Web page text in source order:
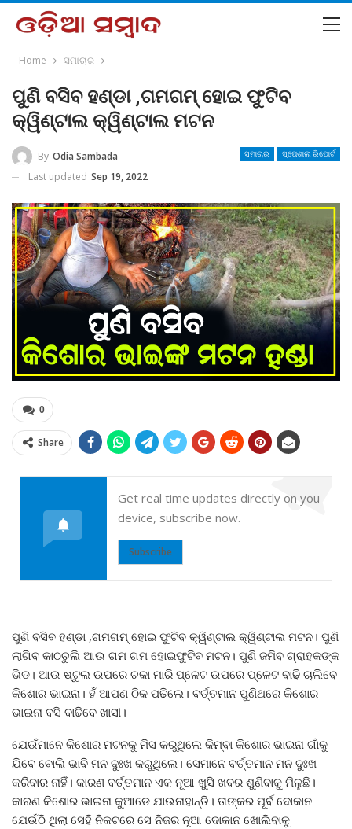
Home ସମାଚାର
ପୁଣି ବସିବ ହଣ୍ଡା ,ଗମଗମ୍ ହୋଇ ଫୁଟିବ
କ୍ୱିଣ୍ଟାଲ କ୍ୱିଣ୍ଟାଲ ମଟନ
ସମାଚାର ସ୍ପେଶାଲ ରିପୋର୍ଟ
By Odia Sambada
Last updated Sep 19, 2022
0
Share
Get real time updates directly on you
device, subscribe now.
Subscribe
ପୁଣି ବସିବ ହଣ୍ଡା ,ଗମଗମ୍ ହୋଇ ଫୁଟିବ କ୍ୱିଣ୍ଟାଲ କ୍ୱିଣ୍ଟାଲ ମଟନ। ପୁଣି
ଲାଗିବ କାଠଚୁଲି ଆଉ ଗମ ଗମ ହୋଇଫୁଟିବ ମଟନ। ପୁଣି ଜମିବ ଗ୍ରାହକଙ୍କ
ଭିଡ। ଆଉ ଷ୍ଟୁଲ ଉପରେ ଚକା ମାରି ପ୍ଳେଟ ଉପରେ ପ୍ଳେଟ ବାଢି ଚାଲିବେ
କିଶୋର ଭାଇନା। ହଁ ଆପଣ ଠିକ ପଢିଲେ। ବର୍ତ୍ତମାନ ପୁଣିଥରେ କିଶୋର
ଭାଇନା ବସି ବାଢିବେ ଖାସୀ।
ଯେଉଁମାନେ କିଶୋର ମଟନକୁ ମିସ କରୁଥିଲେ କିମ୍ବା କିଶୋର ଭାଇନା ଗାଁକୁ
ଯିବେ ବୋଲି ଭାବି ମନ ଦୁଃଖ କରୁଥିଲେ। ସେମାନେ ବର୍ତ୍ତମାନ ମନ ଦୁଃଖ
କରିବାର ନାହିଁ। କାରଣ ବର୍ତ୍ତମାନ ଏକ ନୂଆ ଖୁସି ଖବର ଶୁଣିବାକୁ ମିଳୁଛି।
କାରଣ କିଶୋର ଭାଇନା କୁଆଡେ ଯାଉନାହାନ୍ତି। ତାଙ୍କର ପୂର୍ବ ଦୋକାନ
ଯେଉଁଠି ଥିଲା ସେହି ନିକଟରେ ସେ ନିଜର ନୂଆ ଦୋକାନ ଖୋଲିବାକୁ